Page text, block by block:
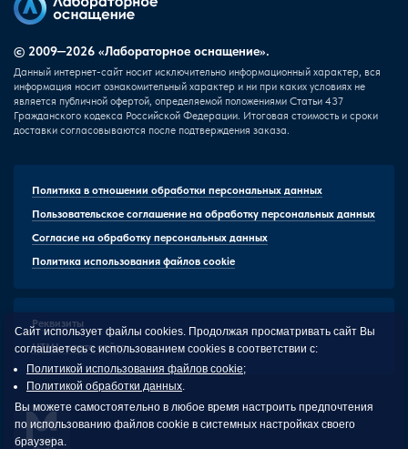
© 2009—2026 «Лабораторное оснащение».
Данный интернет-сайт носит исключительно информационный характер, вся
информация носит ознакомительный характер и ни при каких условиях не
является публичной офертой, определяемой положениями Статьи 437
Гражданского кодекса Российской Федерации. Итоговая стоимость и сроки
доставки согласовываются после подтверждения заказа.
Политика в отношении обработки персональных данных
Пользовательское соглашение на обработку персональных данных
Согласие на обработку персональных данных
Политика использования файлов cookie
Реквизиты
HTML-карта сайта
Сайт использует файлы cookies. Продолжая просматривать сайт Вы
соглашаетесь с использованием cookies в соответствии с:
Политикой использования файлов cookie;
Политикой обработки данных.
Вы можете самостоятельно в любое время настроить предпочтения
по использованию файлов cookie в системных настройках своего
браузера.